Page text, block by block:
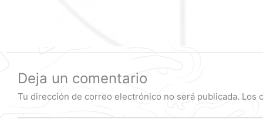
Deja un comentario
Tu dirección de correo electrónico no será publicada. Los